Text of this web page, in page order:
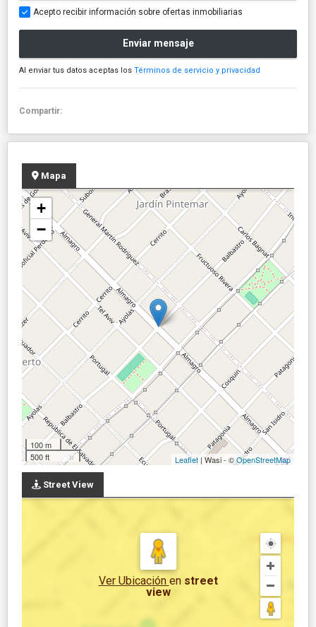
Acepto recibir información sobre ofertas inmobiliarias
Enviar mensaje
Al enviar tus datos aceptas los Términos de servicio y privacidad
Compartir:
Mapa
+
−
100 m
500 ft
Leaflet | Wasi - ©OpenStreetMap
Street View
Ver Ubicación en street
view